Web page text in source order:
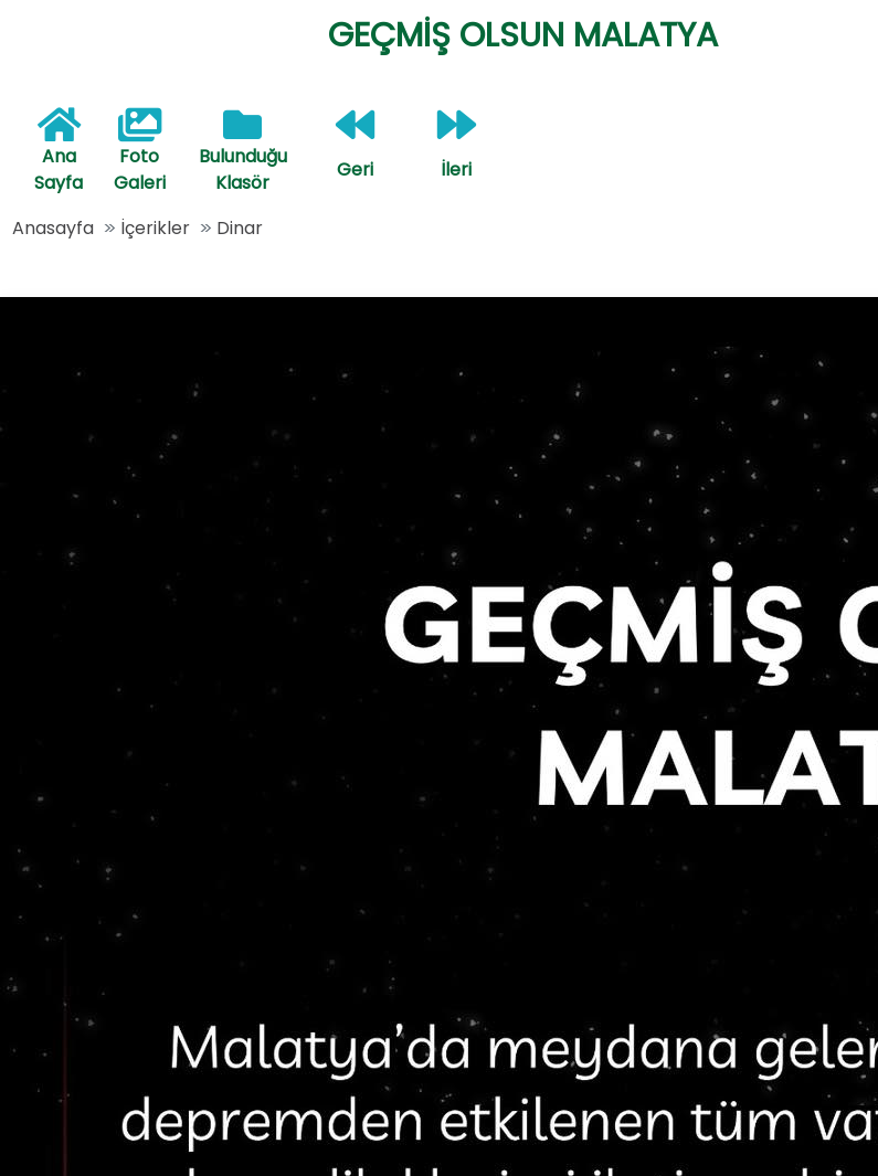
GEÇMİŞ OLSUN MALATYA
Ana
Sayfa
Foto
Galeri
Bulunduğu
Klasör
Geri İleri
Anasayfa İçerikler Dinar